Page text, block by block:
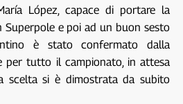
López, capace di portare la
Superpole e poi ad un buon sesto
è stato confermato dalla
per tutto il campionato, in attesa
scelta si è dimostrata da subito